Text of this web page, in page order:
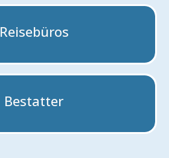
Reisebüros
Bestatter